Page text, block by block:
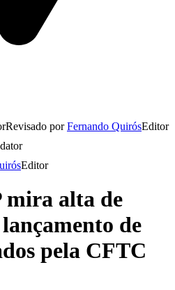
Revisado porFernando QuirósEditor
Editor
mira alta de
de
pela CFTC